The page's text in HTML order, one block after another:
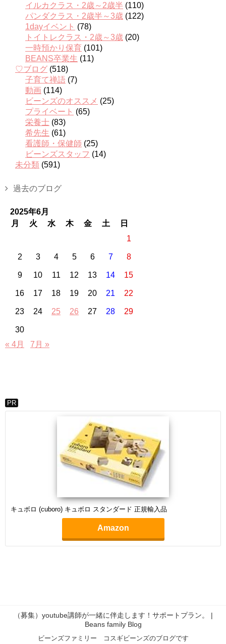
イルカクラス・2歳～2歳半 (110)
パンダクラス・2歳半～3歳 (122)
1dayイベント (78)
トイトレクラス・2歳～3歳 (20)
一時預かり保育 (101)
BEANS卒業生 (11)
♡ブログ (518)
子育て禅語 (7)
動画 (114)
ビーンズのオススメ (25)
プライベート (65)
栄養士 (83)
希先生 (61)
看護師・保健師 (25)
ビーンズスタッフ (14)
未分類 (591)
過去のブログ
2025年6月
月
火 水 木 金 土
日
1
2 3 4 5 6 7 8
9 10 11 12 13 14 15
16 17 18 19 20 21 22
23 24 25 26 27 28 29
30
« 4月
7月 »
PR
キュボロ (cuboro) キュボロ スタンダード 正規輸入品
Amazon
（募集）youtube講師が一緒に伴走します！サポートプラン。 |
Beans family Blog
ビーンズファミリー コスギビーンズのブログです